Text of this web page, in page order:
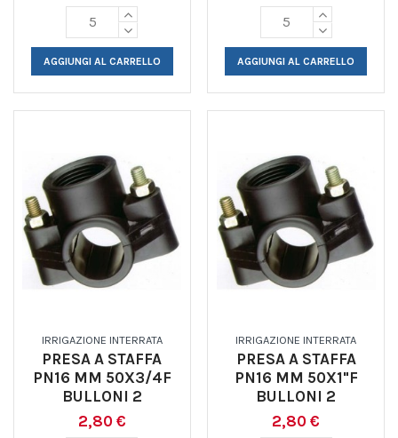
AGGIUNGI AL CARRELLO AGGIUNGI AL CARRELLO
IRRIGAZIONE INTERRATA
PRESA A STAFFA
PN16 MM 50X3/4F
BULLONI 2
2,80 €
IRRIGAZIONE INTERRATA
PRESA A STAFFA
PN16 MM 50X1"F
BULLONI 2
2,80 €